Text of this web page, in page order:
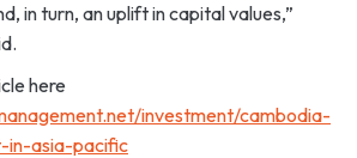
in turn, an uplift in capital values,”
here
investment/cambodia-
asia-pacific